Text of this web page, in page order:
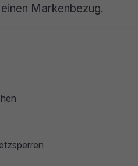
Markenbezug.